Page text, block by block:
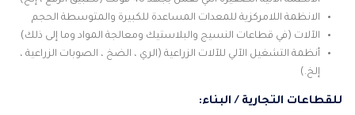
الانظمة اللامركزية للمعدات المساعدة للكبيرة والمتوسطة الحجم
الآلات (في قطاعات النسيج والبلاستيك ومعالجة المواد وما إلى ذلك)
أنظمة التشغيل الآلي للآلات الزراعية (الري ، الضخ ، الصوبات الزراعية ،
إلخ.)
للقطاعات التجارية / البناء: